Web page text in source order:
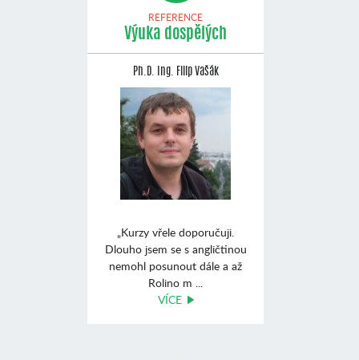
REFERENCE
Výuka dospělých
Ph.D. Ing. Filip Vašák
„Kurzy vřele doporučuji.
Dlouho jsem se s angličtinou
nemohl posunout dále a až
Rolino m ...
VÍCE